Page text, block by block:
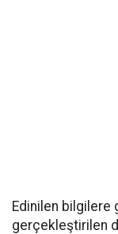
Edinilen bilgilere
gerçekleştirilen